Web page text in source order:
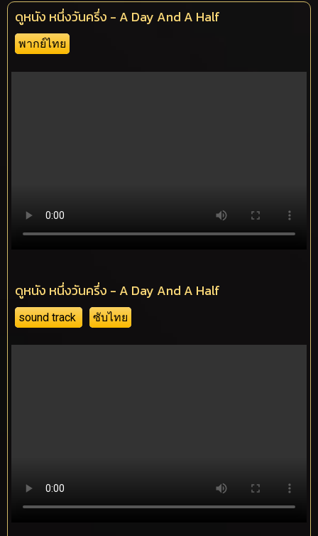
ดูหนัง หนึ่งวันครึ่ง - A Day And A Half
พากย์ไทย
ดูหนัง หนึ่งวันครึ่ง - A Day And A Half
sound track ซับไทย